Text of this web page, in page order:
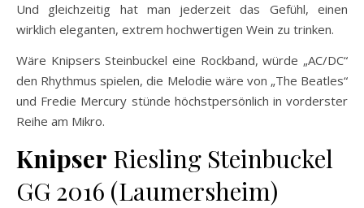
Und gleichzeitig hat man jederzeit das Gefühl, einen
wirklich eleganten, extrem hochwertigen Wein zu trinken.
Wäre Knipsers Steinbuckel eine Rockband, würde „AC/DC“
den Rhythmus spielen, die Melodie wäre von „The Beatles“
und Fredie Mercury stünde höchstpersönlich in vorderster
Reihe am Mikro.
Knipser Riesling Steinbuckel
GG 2016 (Laumersheim)